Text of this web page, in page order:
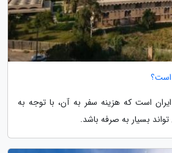
است؟
است که هزینه سفر به آن، با توجه به
بسیار به صرفه باشد.